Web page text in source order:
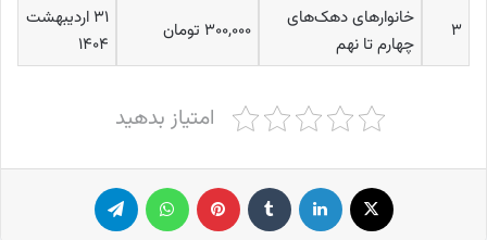
۳
خانوارهای دهک‌های
چهارم تا نهم
۳۰۰,۰۰۰ تومان
۳۱ اردیبهشت
۱۴۰۴
امتیاز بدهید
لینکدین ‫تامبلر پینترست